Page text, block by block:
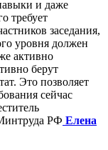
и даже
требует
заседания,
уровня должен
активно
берут
Это позволяет
сейчас
РФ Елена